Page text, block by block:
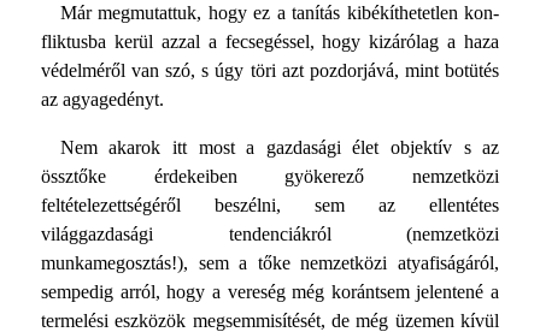
Már megmutattuk, hogy ez a tanítás kibékíthetetlen kon­
fliktusba kerül azzal a fecsegéssel, hogy kizárólag a haza
védel­méről van szó, s úgy töri azt pozdorjává, mint botütés
az agyag­edényt.
Nem akarok itt most a gazdasági élet objektív s az
össztőke érdekeiben gyökerező nemzetközi
feltételezettségéről beszélni, sem az ellentétes
világgazdasági tendenciákról (nemzetközi
munkamegosztás!), sem a tőke nemzetközi atyafiságáról,
sempedig arról, hogy a vereség még korántsem jelentené a
termelési eszközök megsemmisítését, de még üzemen kívül